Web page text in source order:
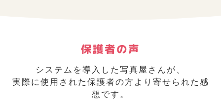
保護者の声
システムを導入した写真屋さんが、
実際に使用された保護者の方より寄せられた感
想です。